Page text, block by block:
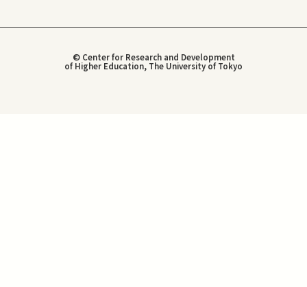
© Center for Research and Development
of Higher Education, The University of Tokyo